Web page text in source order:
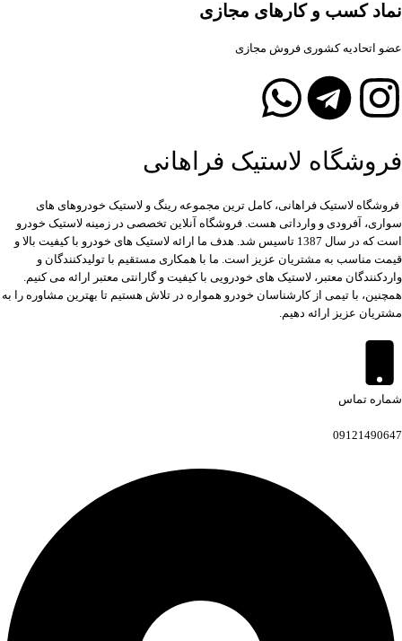
نماد کسب و کارهای مجازی
عضو اتحادیه کشوری فروش مجازی
فروشگاه لاستیک فراهانی
فروشگاه لاستیک فراهانی، کامل ترین مجموعه رینگ و لاستیک خودروهای های
سواری، آفرودی و وارداتی هست. فروشگاه آنلاین تخصصی در زمینه لاستیک خودرو
است که در سال 1387 تاسیس شد. هدف ما ارائه لاستیک های خودرو با کیفیت بالا و
قیمت مناسب به مشتریان عزیز است. ما با همکاری مستقیم با تولیدکنندگان و
واردکنندگان معتبر، لاستیک های خودرویی با کیفیت و گارانتی معتبر ارائه می کنیم.
همچنین، با تیمی از کارشناسان خودرو همواره در تلاش هستیم تا بهترین مشاوره را به
مشتریان عزیز ارائه دهیم.
شماره تماس
09121490647